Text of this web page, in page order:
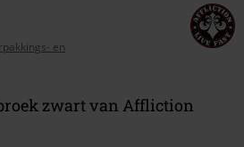
en
zwart van Affliction